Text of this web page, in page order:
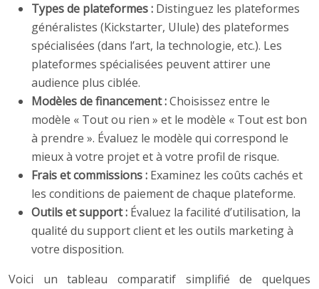
Types de plateformes : Distinguez les plateformes
généralistes (Kickstarter, Ulule) des plateformes
spécialisées (dans l’art, la technologie, etc.). Les
plateformes spécialisées peuvent attirer une
audience plus ciblée.
Modèles de financement :Choisissez entre le
modèle « Tout ou rien » et le modèle « Tout est bon
à prendre ». Évaluez le modèle qui correspond le
mieux à votre projet et à votre profil de risque.
Frais et commissions : Examinez les coûts cachés et
les conditions de paiement de chaque plateforme.
Outils et support : Évaluez la facilité d’utilisation, la
qualité du support client et les outils marketing à
votre disposition.
Voici un tableau comparatif simplifié de quelques